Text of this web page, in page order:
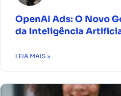
OpenAI Ads: O Novo
da Inteligência
LEIA MAIS »